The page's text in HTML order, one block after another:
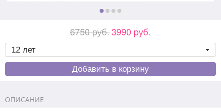
6750 pуб.3990 pуб.
ОПИСАНИЕ